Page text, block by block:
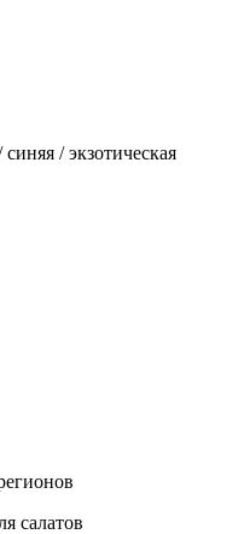
синяя / экзотическая
салатов